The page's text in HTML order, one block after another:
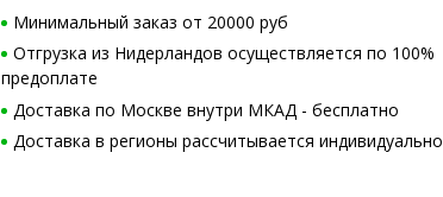
Минимальный заказ от 20000 руб
Отгрузка из Нидерландов осуществляется по 100%
предоплате
Доставка по Москве внутри МКАД - бесплатно
Доставка в регионы рассчитывается индивидуально